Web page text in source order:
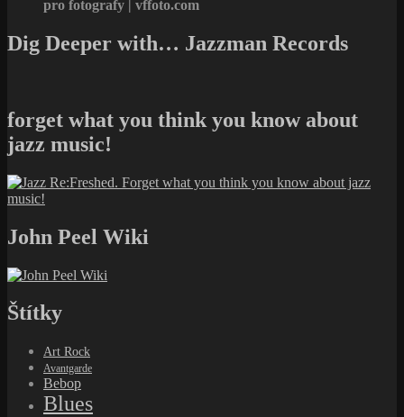
pro fotografy | vffoto.com
Dig Deeper with… Jazzman Records
forget what you think you know about
jazz music!
John Peel Wiki
Štítky
Art Rock
Avantgarde
Bebop
Blues